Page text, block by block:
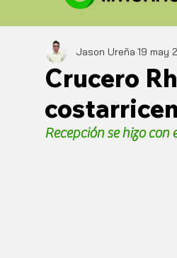
Crucero
Jason Ureña 19 may
Recepción se hizo